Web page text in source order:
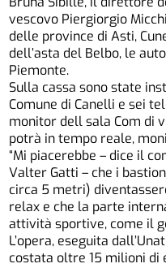
vescovo Piergiorgio
delle province di Asti,
dell’asta del Belbo, le
Piemonte.
Sulla cassa sono state
Comune di Canelli e sei
monitor dell sala Com di
potrà in tempo reale,
“Mi piacerebbe – dice il
Valter Gatti – che i
circa 5 metri)
relax e che la parte
attività sportive, come il
L’opera, eseguita
costata oltre 15 milioni di